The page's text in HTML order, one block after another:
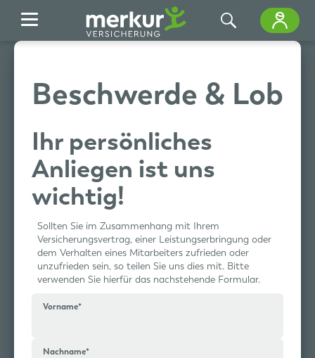
Beschwerde & Lob
Ihr persönliches
Anliegen ist uns
wichtig!
Sollten Sie im Zusammenhang mit Ihrem
Versicherungsvertrag, einer Leistungserbringung oder
dem Verhalten eines Mitarbeiters zufrieden oder
unzufrieden sein, so teilen Sie uns dies mit. Bitte
verwenden Sie hierfür das nachstehende Formular.
Vorname*
Nachname*